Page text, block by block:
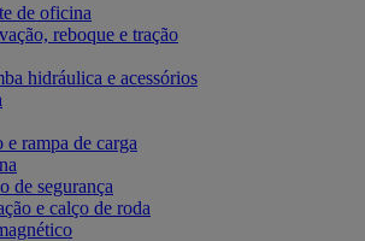
de oficina
reboque e tração
hidráulica e acessórios
e rampa de carga
de segurança
e calço de roda